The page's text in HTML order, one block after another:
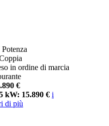
Potenza
in ordine di marcia
€
kW: 15.890 € i
di più